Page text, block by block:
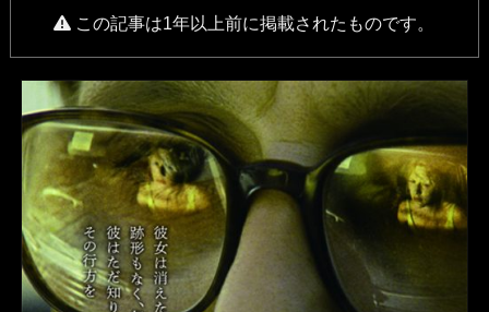
この記事は1年以上前に掲載されたものです。